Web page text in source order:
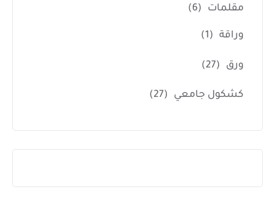
مقلمات (6)
وراقة (1)
ورق (27)
كشكول جامعي (27)